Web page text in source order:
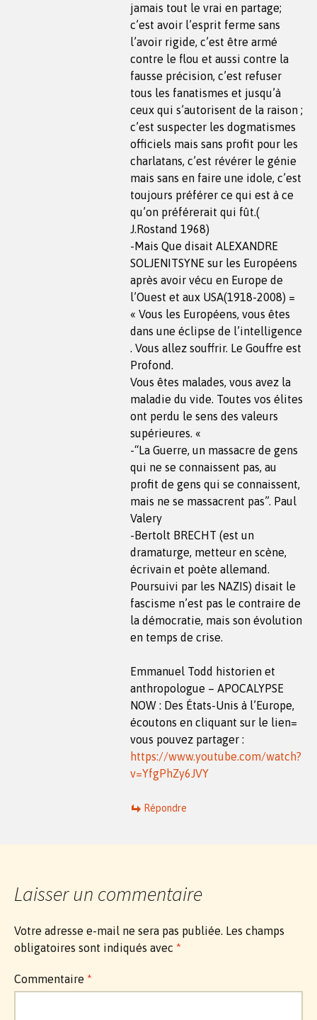
jamais tout le vrai en partage;
c’est avoir l’esprit ferme sans
l’avoir rigide, c’est être armé
contre le flou et aussi contre la
fausse précision, c’est refuser
tous les fanatismes et jusqu’à
ceux qui s’autorisent de la raison ;
c’est suspecter les dogmatismes
officiels mais sans profit pour les
charlatans, c’est révérer le génie
mais sans en faire une idole, c’est
toujours préférer ce qui est à ce
qu’on préférerait qui fût.(
J.Rostand 1968)
-Mais Que disait ALEXANDRE
SOLJENITSYNE sur les Européens
après avoir vécu en Europe de
l’Ouest et aux USA(1918-2008) =
« Vous les Européens, vous êtes
dans une éclipse de l’intelligence
. Vous allez souffrir. Le Gouffre est
Profond.
Vous êtes malades, vous avez la
maladie du vide. Toutes vos élites
ont perdu le sens des valeurs
supérieures. «
-“La Guerre, un massacre de gens
qui ne se connaissent pas, au
profit de gens qui se connaissent,
mais ne se massacrent pas”. Paul
Valery
-Bertolt BRECHT (est un
dramaturge, metteur en scène,
écrivain et poète allemand.
Poursuivi par les NAZIS) disait le
fascisme n’est pas le contraire de
la démocratie, mais son évolution
en temps de crise.
Emmanuel Todd historien et
anthropologue – APOCALYPSE
NOW : Des États-Unis à l’Europe,
écoutons en cliquant sur le lien=
vous pouvez partager :
https://www.youtube.com/watch?
v=YfgPhZy6JVY
Répondre
Laisser un commentaire
Votre adresse e-mail ne sera pas publiée. Les champs
obligatoires sont indiqués avec *
Commentaire *